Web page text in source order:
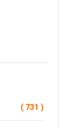
( 731 )